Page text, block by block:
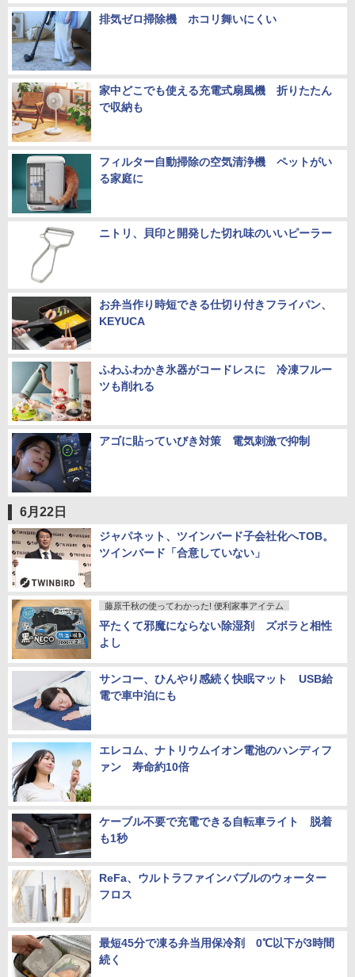
排気ゼロ掃除機 ホコリ舞いにくい
家中どこでも使える充電式扇風機 折りたたん
で収納も
フィルター自動掃除の空気清浄機 ペットがい
る家庭に
ニトリ、貝印と開発した切れ味のいいピーラー
お弁当作り時短できる仕切り付きフライパン、
KEYUCA
ふわふわかき氷器がコードレスに 冷凍フルー
ツも削れる
アゴに貼っていびき対策 電気刺激で抑制
6月22日
ジャパネット、ツインバード子会社化へTOB。
ツインバード「合意していない」
藤原千秋の使ってわかった! 便利家事アイテム
平たくて邪魔にならない除湿剤 ズボラと相性
よし
サンコー、ひんやり感続く快眠マット USB給
電で車中泊にも
エレコム、ナトリウムイオン電池のハンディフ
ァン 寿命約10倍
ケーブル不要で充電できる自転車ライト 脱着
も1秒
ReFa、ウルトラファインバブルのウォーター
フロス
最短45分で凍る弁当用保冷剤 0℃以下が3時間
続く